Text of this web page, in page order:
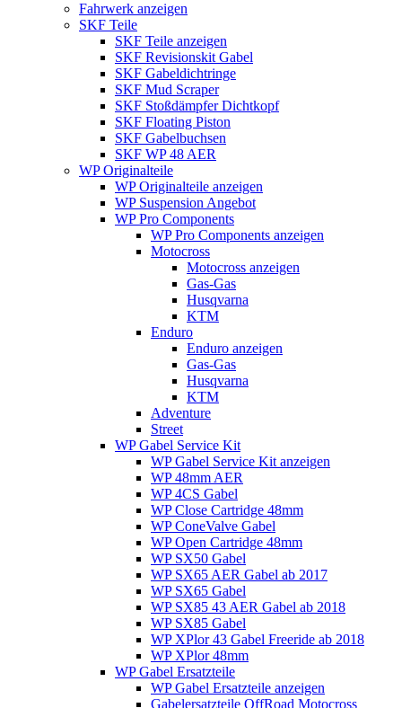
Fahrwerk anzeigen
SKF Teile
SKF Teile anzeigen
SKF Revisionskit Gabel
SKF Gabeldichtringe
SKF Mud Scraper
SKF Stoßdämpfer Dichtkopf
SKF Floating Piston
SKF Gabelbuchsen
SKF WP 48 AER
WP Originalteile
WP Originalteile anzeigen
WP Suspension Angebot
WP Pro Components
WP Pro Components anzeigen
Motocross
Motocross anzeigen
Gas-Gas
Husqvarna
KTM
Enduro
Enduro anzeigen
Gas-Gas
Husqvarna
KTM
Adventure
Street
WP Gabel Service Kit
WP Gabel Service Kit anzeigen
WP 48mm AER
WP 4CS Gabel
WP Close Cartridge 48mm
WP ConeValve Gabel
WP Open Cartridge 48mm
WP SX50 Gabel
WP SX65 AER Gabel ab 2017
WP SX65 Gabel
WP SX85 43 AER Gabel ab 2018
WP SX85 Gabel
WP XPlor 43 Gabel Freeride ab 2018
WP XPlor 48mm
WP Gabel Ersatzteile
WP Gabel Ersatzteile anzeigen
Gabelersatzteile OffRoad Motocross